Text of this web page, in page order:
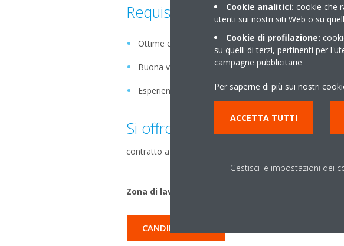
Requisiti
Ottime capacità di lavorare in team
Buona volontà
Esperienza come installatore
Si offrono
contratto a tempo determinato con possibilità di
Zona di lavoro: Milano, Pogliano Milanese
CANDIDATI ORA
Cookie analitici: cookie che
utenti sui nostri siti Web o su
Cookie di profilazione:
su quelli di terzi, pertinenti per
campagne pubblicitarie
Per saperne di più sui nostri
ACCETTA TUTTI
Gestisci le impostazioni dei